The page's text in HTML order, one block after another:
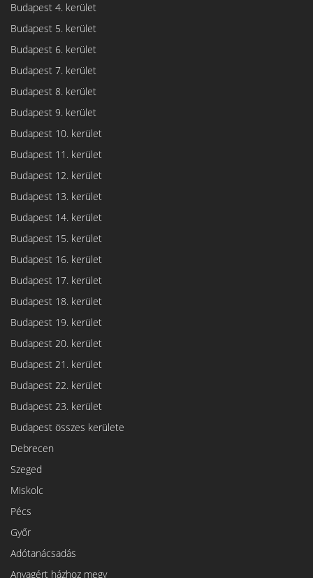
Budapest 4. kerület
Budapest 5. kerület
Budapest 6. kerület
Budapest 7. kerület
Budapest 8. kerület
Budapest 9. kerület
Budapest 10. kerület
Budapest 11. kerület
Budapest 12. kerület
Budapest 13. kerület
Budapest 14. kerület
Budapest 15. kerület
Budapest 16. kerület
Budapest 17. kerület
Budapest 18. kerület
Budapest 19. kerület
Budapest 20. kerület
Budapest 21. kerület
Budapest 22. kerület
Budapest 23. kerület
Budapest összes kerülete
Debrecen
Szeged
Miskolc
Pécs
Győr
Adótanácsadás
Anyagért házhoz megy